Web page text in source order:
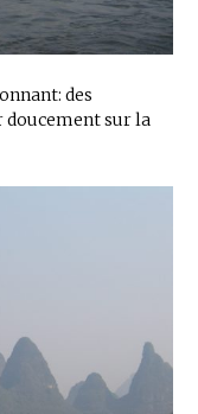
des
sur la